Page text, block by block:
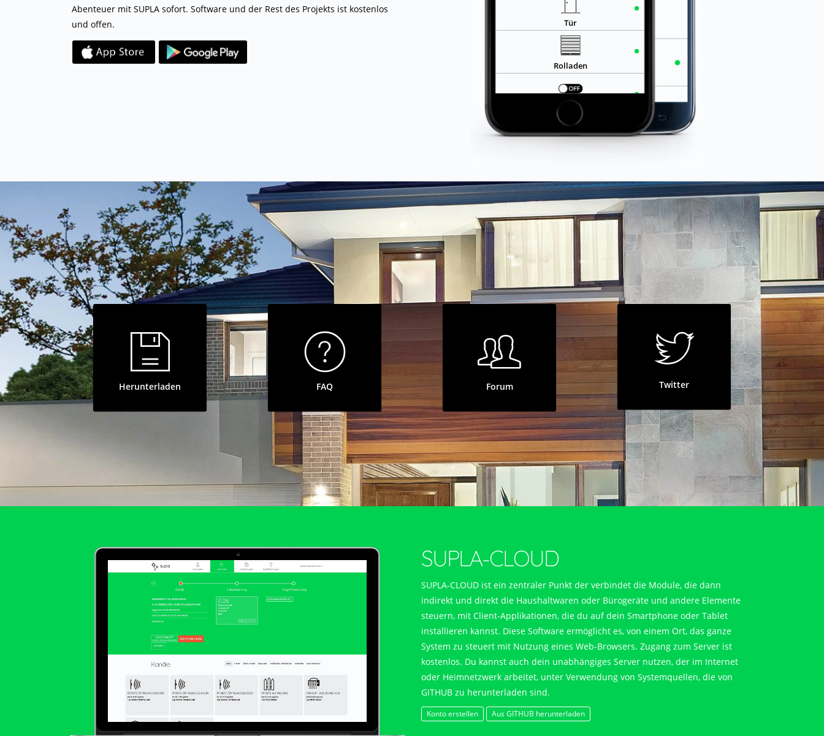
Abenteuer mit SUPLA sofort. Software und der Rest des Projekts ist kostenlos
und offen.
Tür
Rolladen
Steckdose
Garage
SCHLIEßEN
AN
Schlafzimmer
Steckdose
Garten
ÖFFNEN
Tor
Küche
AUS
Herunterladen FAQ Forum Twitter
SUPLA-CLOUD
SUPLA-CLOUD ist ein zentraler Punkt der verbindet die Module, die dann
indirekt und direkt die Haushaltwaren oder Bürogeräte und andere Elemente
steuern, mit Client-Applikationen, die du auf dein Smartphone oder Tablet
installieren kannst. Diese Software ermöglicht es, von einem Ort, das ganze
System zu steuert mit Nutzung eines Web-Browsers. Zugang zum Server ist
kostenlos. Du kannst auch dein unabhängiges Server nutzen, der im Internet
oder Heimnetzwerk arbeitet, unter Verwendung von Systemquellen, die von
GITHUB zu herunterladen sind.
Konto erstellen Aus GITHUB herunterladen